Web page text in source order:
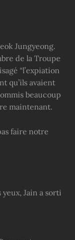
Jungyeong.
de la Troupe
“l’expiation
qu’ils avaient
beaucoup
maintenant.
faire notre
yeux, Jain a sorti